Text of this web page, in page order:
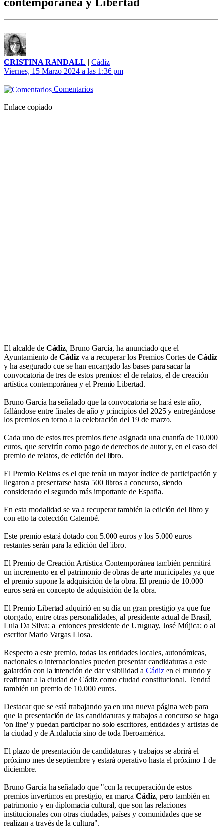
CRISTINA RANDALL | Cádiz
Viernes, 15 Marzo 2024 a las 1:36 pm
Comentarios
Enlace copiado
El alcalde de Cádiz, Bruno García, ha anunciado que el
Ayuntamiento de Cádiz va a recuperar los Premios Cortes de Cádiz
y ha asegurado que se han encargado las bases para sacar la
convocatoria de tres de estos premios: el de relatos, el de creación
artística contemporánea y el Premio Libertad.
Bruno García ha señalado que la convocatoria se hará este año,
fallándose entre finales de año y principios del 2025 y entregándose
los premios en torno a la celebración del 19 de marzo.
Cada uno de estos tres premios tiene asignada una cuantía de 10.000
euros, que servirán como pago de derechos de autor y, en el caso del
premio de relatos, de edición del libro.
El Premio Relatos es el que tenía un mayor índice de participación y
llegaron a presentarse hasta 500 libros a concurso, siendo
considerado el segundo más importante de España.
En esta modalidad se va a recuperar también la edición del libro y
con ello la colección Calembé.
Este premio estará dotado con 5.000 euros y los 5.000 euros
restantes serán para la edición del libro.
El Premio de Creación Artística Contemporánea también permitirá
un incremento en el patrimonio de obras de arte municipales ya que
el premio supone la adquisición de la obra. El premio de 10.000
euros será en concepto de adquisición de la obra.
El Premio Libertad adquirió en su día un gran prestigio ya que fue
otorgado, entre otras personalidades, al presidente actual de Brasil,
Lula Da Silva; al entonces presidente de Uruguay, José Mújica; o al
escritor Mario Vargas Llosa.
Respecto a este premio, todas las entidades locales, autonómicas,
nacionales o internacionales pueden presentar candidaturas a este
galardón con la intención de dar visibilidad a Cádiz en el mundo y
reafirmar a la ciudad de Cádiz como ciudad constitucional. Tendrá
también un premio de 10.000 euros.
Destacar que se está trabajando ya en una nueva página web para
que la presentación de las candidaturas y trabajos a concurso se haga
'on line' y puedan participar no solo escritores, entidades y artistas de
la ciudad y de Andalucía sino de toda Iberoamérica.
El plazo de presentación de candidaturas y trabajos se abrirá el
próximo mes de septiembre y estará operativo hasta el próximo 1 de
diciembre.
Bruno García ha señalado que "con la recuperación de estos
premios invertimos en prestigio, en marca Cádiz, pero también en
patrimonio y en diplomacia cultural, que son las relaciones
institucionales con otras ciudades, países y comunidades que se
realizan a través de la cultura".